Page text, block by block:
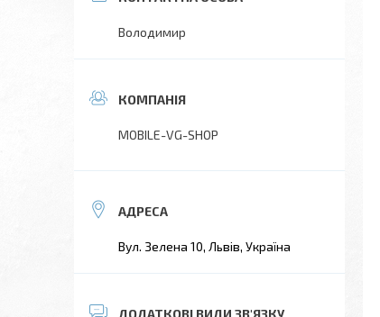
Володимир
MOBILE-VG-SHOP
Вул. Зелена 10, Львів, Україна